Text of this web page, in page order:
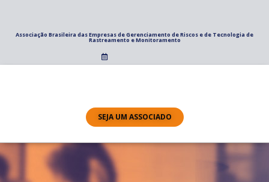
Associação Brasileira das Empresas de Gerenciamento de Riscos e de Tecnologia de
Rastreamento e Monitoramento
SEJA UM ASSOCIADO